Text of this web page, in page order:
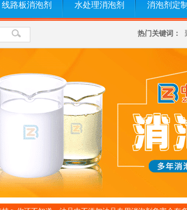
线路板消泡剂 水处理消泡剂 消泡剂定制
热门关键词：